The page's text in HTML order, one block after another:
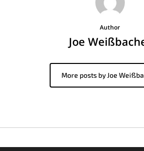
Author
Joe
More posts by Joe